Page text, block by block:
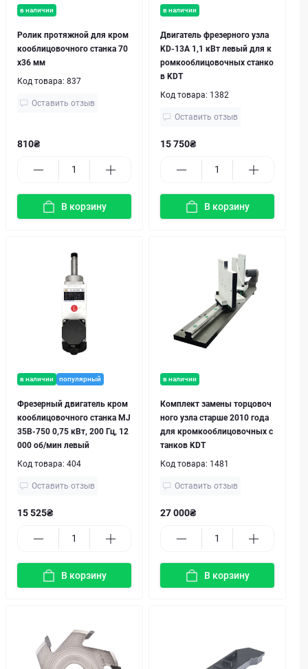
в наличии
Ролик протяжной для кром
кооблицовочного станка 70
х36 мм
Код товара: 837
Оставить отзыв
810₴
В корзину
в наличии
Двигатель фрезерного узла
KD-13A 1,1 кВт левый для к
ромкооблицовочных станко
в KDT
Код товара: 1382
Оставить отзыв
15 750₴
В корзину
в наличии популярный
Фрезерный двигатель кром
кооблицовочного станка MJ
35B-750 0,75 кВт, 200 Гц, 12
000 об/мин левый
Код товара: 404
Оставить отзыв
15 525₴
В корзину
в наличии
Комплект замены торцовоч
ного узла старше 2010 года
для кромкооблицовочных с
танков KDT
Код товара: 1481
Оставить отзыв
27 000₴
В корзину